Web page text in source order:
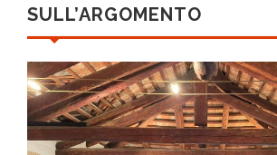
SULL’ARGOMENTO